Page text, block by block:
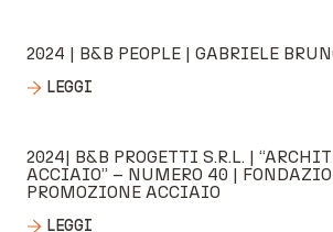
2024 | B&B PEOPLE | GABRIELE
LEGGI
2024| B&B PROGETTI S.R.L. |
ACCIAIO” – NUMERO 40 |
PROMOZIONE ACCIAIO
LEGGI